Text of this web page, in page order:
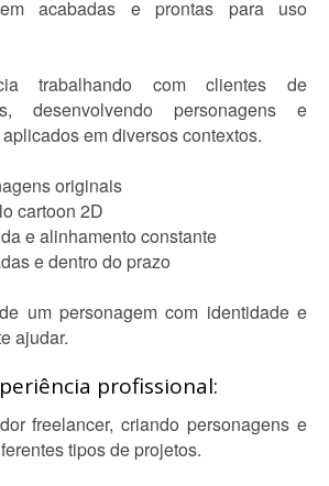
acabadas e prontas para uso
trabalhando com clientes de
desenvolvendo personagens e
em diversos contextos.
originais
cartoon 2D
e alinhamento constante
e dentro do prazo
um personagem com identidade e
ajudar.
profissional:
freelancer, criando personagens e
tipos de projetos.